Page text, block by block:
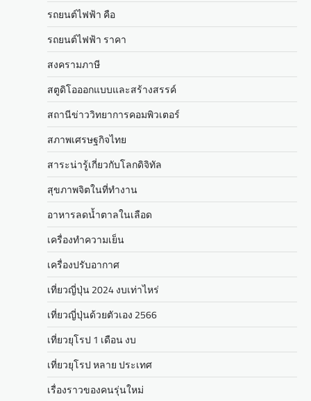
รถยนต์ไฟฟ้า คือ
รถยนต์ไฟฟ้า ราคา
สงครามภาษี
สตูดิโอออกแบบและสร้างสรรค์
สถานีข่าววิทยาการคอมพิวเตอร์
สภาพเศรษฐกิจไทย
สาระน่ารู้เกี่ยวกับโลกดิจิทัล
สุขภาพจิตในที่ทำงาน
อาหารลดน้ำตาลในเลือด
เครื่องทำความเย็น
เครื่องปรับอากาศ
เที่ยวญี่ปุ่น 2024 งบเท่าไหร่
เที่ยวญี่ปุ่นด้วยตัวเอง 2566
เที่ยวยุโรป 1 เดือน งบ
เที่ยวยุโรป หลาย ประเทศ
เรื่องราวของคนรุ่นใหม่